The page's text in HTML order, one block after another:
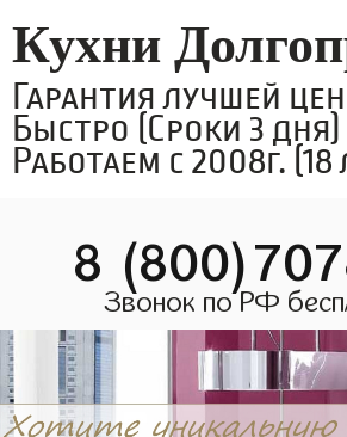
Кухни
Гарантия лучшей
Быстро (Сроки 3 дня)
Работаем с 2008г. (18
8
Звонок по РФ